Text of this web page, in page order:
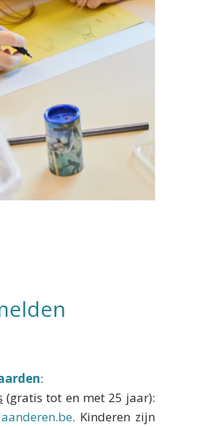
:
(gratis tot en met 25 jaar):
. Kinderen zijn